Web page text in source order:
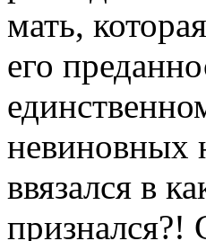
мать,
его
невиновных
ввязался в
признался?!